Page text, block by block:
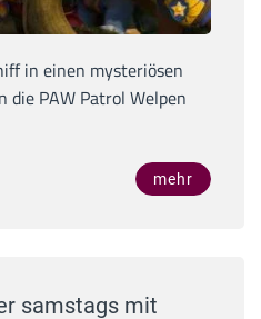
in einen mysteriösen
PAW Patrol Welpen
mehr
samstags mit